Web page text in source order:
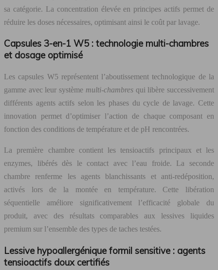
sa catégorie. La concentration élevée en principes actifs permet de
réduire les doses nécessaires, optimisant ainsi le coût par lavage.
Capsules 3-en-1 W5 : technologie multi-chambres
et dosage optimisé
Les capsules W5 représentent l’aboutissement technologique de la
gamme avec leur système multi-chambres qui libère successivement
différents agents actifs selon les phases du cycle de lavage. Cette
innovation permet d’optimiser l’action de chaque composant en
fonction des conditions de température et de pH rencontrées.
La première chambre contient les tensioactifs principaux et les
enzymes, libérés dès le contact avec l’eau froide. La seconde
chambre renferme les agents blanchissants et anti-redéposition,
activés lors de la montée en température. Cette libération
séquentielle améliore significativement l’efficacité globale du
produit, avec des résultats comparables aux lessives liquides
premium sur l’ensemble des types de taches testées.
Lessive hypoallergénique formil sensitive : agents
tensioactifs doux certifiés